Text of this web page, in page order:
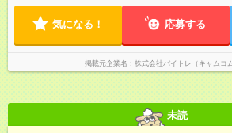
気になる！ 応募する
掲載元企業名 株式会社バイトレ（キャムコ
未読